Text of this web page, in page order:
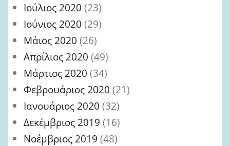
Ιούλιος 2020 (23)
Ιούνιος 2020 (29)
Μάιος 2020 (26)
Απρίλιος 2020 (49)
Μάρτιος 2020 (34)
Φεβρουάριος 2020 (21)
Ιανουάριος 2020 (32)
Δεκέμβριος 2019 (16)
Νοέμβριος 2019 (48)